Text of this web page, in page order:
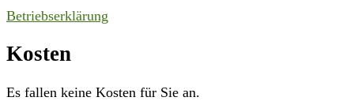
Betriebserklärung
Kosten
Es fallen keine Kosten für Sie an.